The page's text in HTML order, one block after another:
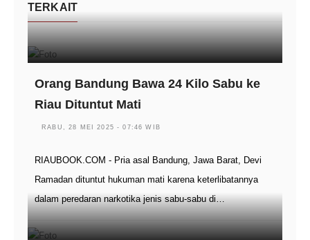
TERKAIT
Orang Bandung Bawa 24 Kilo Sabu ke
Riau Dituntut Mati
RABU, 28 MEI 2025 - 07:46 WIB
RIAUBOOK.COM - Pria asal Bandung, Jawa Barat, Devi
Ramadan dituntut hukuman mati karena keterlibatannya
dalam peredaran narkotika jenis sabu-sabu di…